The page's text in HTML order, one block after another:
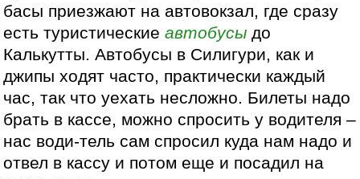
басы приезжают на автовокзал, где сразу
есть туристическиеавтобусы до
Калькутты. Автобусы в Силигури, как и
джипы ходят часто, практически каждый
час, так что уехать несложно. Билеты надо
брать в кассе, можно спросить у водителя –
нас води-тель сам спросил куда нам надо и
отвел в кассу и потом еще и посадил на